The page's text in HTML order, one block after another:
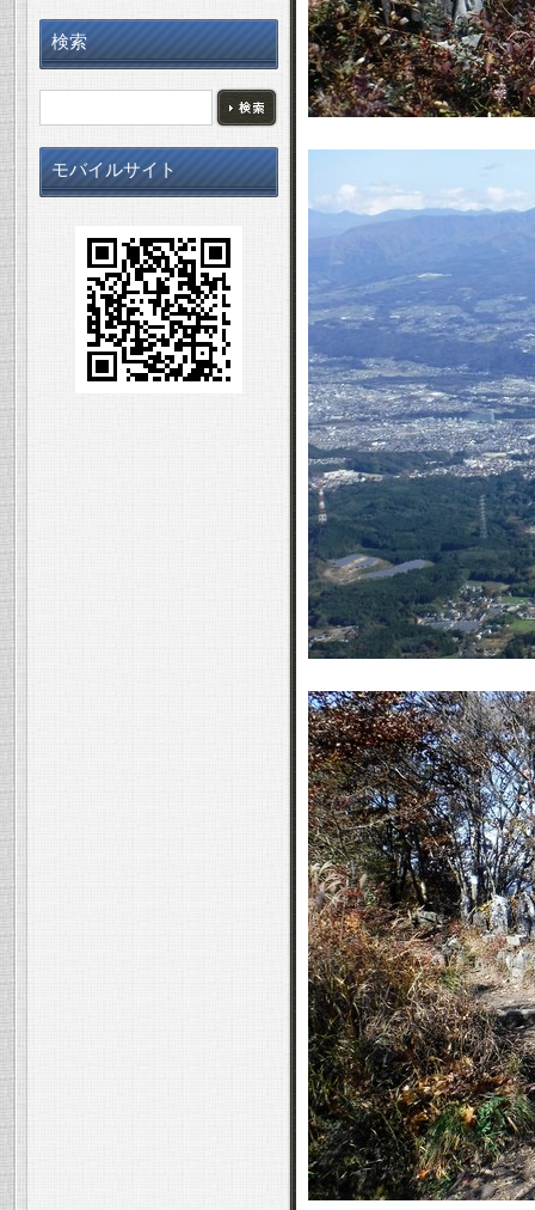
検索
モバイルサイト